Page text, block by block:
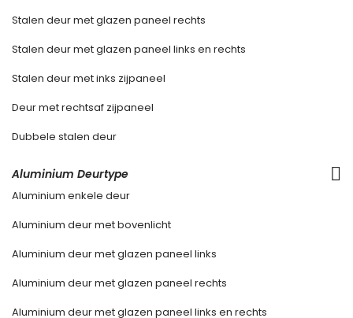
Stalen deur met glazen paneel rechts
Stalen deur met glazen paneel links en rechts
Stalen deur met inks zijpaneel
Deur met rechtsaf zijpaneel
Dubbele stalen deur
Aluminium Deurtype
Aluminium enkele deur
Aluminium deur met bovenlicht
Aluminium deur met glazen paneel links
Aluminium deur met glazen paneel rechts
Aluminium deur met glazen paneel links en rechts